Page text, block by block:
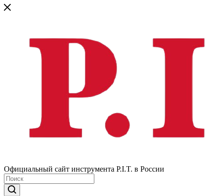
Официальный сайт инструмента P.I.T. в России